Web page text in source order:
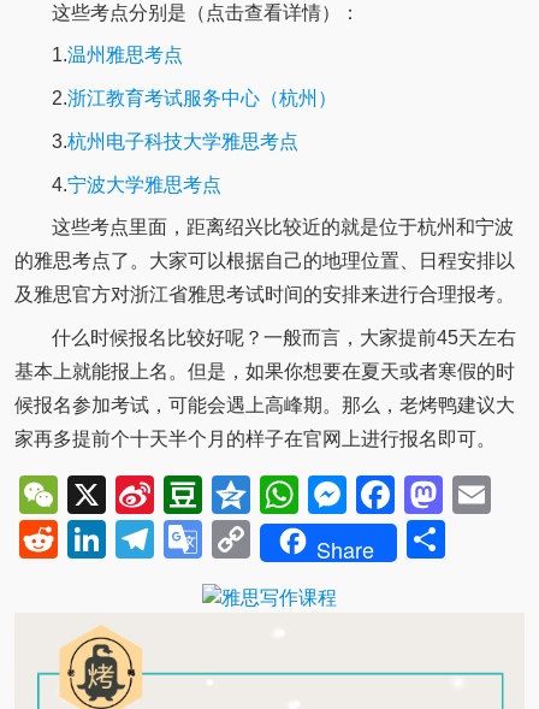
这些考点分别是（点击查看详情）：
1.温州雅思考点
2.浙江教育考试服务中心（杭州）
3.杭州电子科技大学雅思考点
4.宁波大学雅思考点
这些考点里面，距离绍兴比较近的就是位于杭州和宁波
的雅思考点了。大家可以根据自己的地理位置、日程安排以
及雅思官方对浙江省雅思考试时间的安排来进行合理报考。
什么时候报名比较好呢？一般而言，大家提前45天左右
基本上就能报上名。但是，如果你想要在夏天或者寒假的时
候报名参加考试，可能会遇上高峰期。那么，老烤鸭建议大
家再多提前个十天半个月的样子在官网上进行报名即可。
WeChat
X
Sina
Weibo
Douban
QzoneWhatsApp
Messenger
RedditLinkedIn
Telegram
Google
Translate
Copy
Link
Share